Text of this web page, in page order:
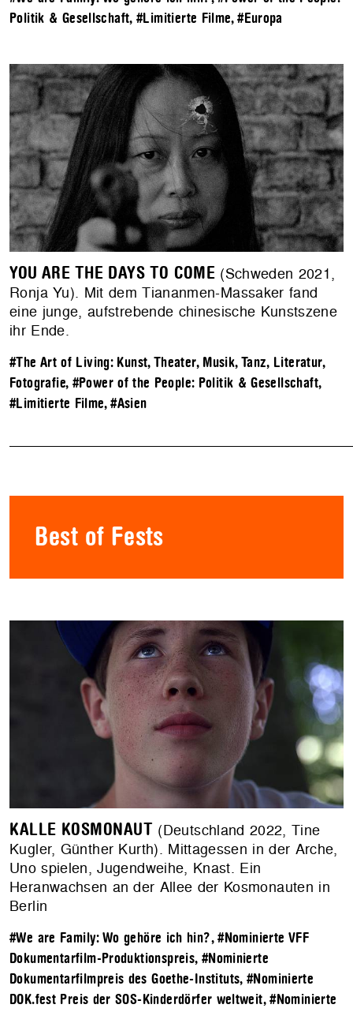
Politik & Gesellschaft,#Limitierte Filme,#Europa
YOU ARE THE DAYS TO COME (Schweden 2021,
Ronja Yu). Mit dem Tiananmen-Massaker fand
eine junge, aufstrebende chinesische Kunstszene
ihr Ende.
#The Art of Living: Kunst, Theater, Musik, Tanz, Literatur,
Fotografie, #Power of the People: Politik & Gesellschaft,
#Limitierte Filme,#Asien
Best of Fests
KALLE KOSMONAUT (Deutschland 2022, Tine
Kugler, Günther Kurth). Mittagessen in der Arche,
Uno spielen, Jugendweihe, Knast. Ein
Heranwachsen an der Allee der Kosmonauten in
Berlin
#We are Family: Wo gehöre ich hin?,#Nominierte VFF
Dokumentarfilm-Produktionspreis, #Nominierte
Dokumentarfilmpreis des Goethe-Instituts, #Nominierte
DOK.fest Preis der SOS-Kinderdörfer weltweit,#Nominierte